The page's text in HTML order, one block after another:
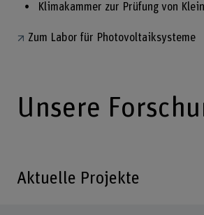
Klimakammer zur Prüfung von
Zum Labor für Photovoltaiksysteme
Unsere
Aktuelle Projekte